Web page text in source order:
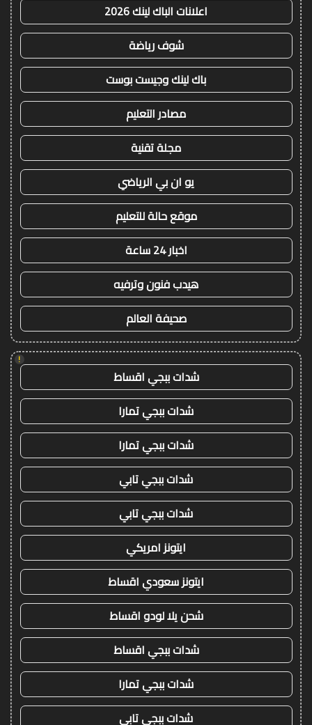
اعلانات الباك لينك 2026
شوف رياضة
باك لينك وجيست بوست
مصادر التعليم
مجلة تقنية
يو ان بي الرياضي
موقع حالة للتعليم
اخبار 24 ساعة
هيدب فنون وترفيه
صحيفة العالم
!
شدات ببجي اقساط
شدات ببجي تمارا
شدات ببجي تمارا
شدات ببجي تابي
شدات ببجي تابي
ايتونز امريكي
ايتونز سعودي اقساط
شحن يلا لودو اقساط
شدات ببجي اقساط
شدات ببجي تمارا
شدات ببجي تابي